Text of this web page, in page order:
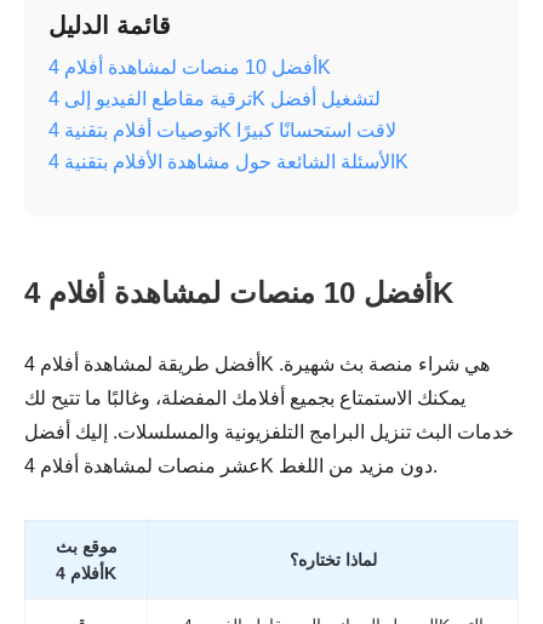
قائمة الدليل
أفضل 10 منصات لمشاهدة أفلام 4K
ترقية مقاطع الفيديو إلى 4K لتشغيل أفضل
توصيات أفلام بتقنية 4K لاقت استحسانًا كبيرًا
الأسئلة الشائعة حول مشاهدة الأفلام بتقنية 4K
أفضل 10 منصات لمشاهدة أفلام 4K
أفضل طريقة لمشاهدة أفلام 4K هي شراء منصة بث شهيرة.
يمكنك الاستمتاع بجميع أفلامك المفضلة، وغالبًا ما تتيح لك
خدمات البث تنزيل البرامج التلفزيونية والمسلسلات. إليك أفضل
عشر منصات لمشاهدة أفلام 4K دون مزيد من اللغط.
موقع بث
أفلام 4K
لماذا تختاره؟